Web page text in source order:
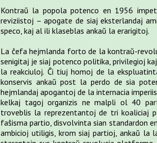
Kontraŭ la popola potenco en 1956
reviziistoj – apogate de siaj eksterlandaj
speco, kaj al ili klaseblas ankaŭ la erarigitoj.
La ĉefa hejmlanda forto de la kontraŭ-
senigitaj je siaj potenco politika, privilegioj
la reakciuloj. Ĉi tiuj homoj de la
konservis ankaŭ post la perdo de sia
hejmlandaj apogantoj de la internacia
kelkaj tagoj organizis ne malpli ol 40
troveblis la reprezentantoj de tri koaliciaj
faŝisma partio, disvolvinta sian standardon
ambicioj utiligis, krom siaj partioj, ankaŭ la